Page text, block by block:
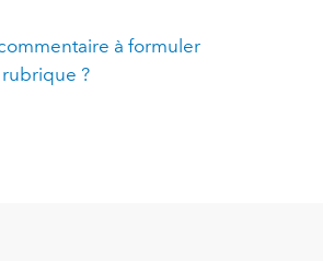
à formuler
?